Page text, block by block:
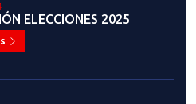
ELECCIONES 2025